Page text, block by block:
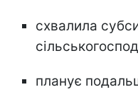
схвалила
планує